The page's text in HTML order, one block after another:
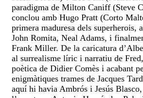
paradigma de Milton Caniff (Steve
conclou amb Hugo Pratt (Corto
primera maduresa dels superherois,
John Romita, Neal Adams, i
Frank Miller. De la caricatura
al surrealisme líric i narratiu de
poètica de Didier Comès i acabant
enigmàtiques trames de Jacques
aquí hi havia Ambrós i Jesús